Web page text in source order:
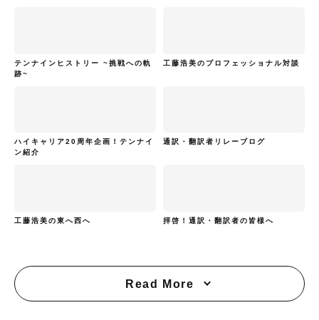
テンナインヒストリー ~挑戦への軌
跡~
工藤浩美のプロフェッショナル対談
ハイキャリア20周年企画！テンナイ
ン紹介
通訳・翻訳者リレーブログ
工藤浩美の東へ西へ 拝啓！通訳・翻訳者の皆様へ
Read More